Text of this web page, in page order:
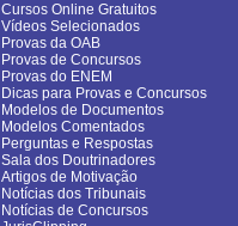
Cursos Online Gratuitos
Vídeos Selecionados
Provas da OAB
Provas de Concursos
Provas do ENEM
Dicas para Provas e Concursos
Modelos de Documentos
Modelos Comentados
Perguntas e Respostas
Sala dos Doutrinadores
Artigos de Motivação
Notícias dos Tribunais
Notícias de Concursos